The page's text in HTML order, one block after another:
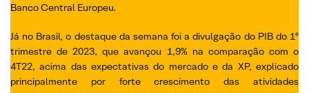
Banco Central Europeu.
Já no Brasil, o destaque da semana foi a divulgação do PIB do 1º
trimestre de 2023, que avançou 1,9% na comparação com o
4T22, acima das expectativas do mercado e da XP, explicado
principalmente por forte crescimento das atividades